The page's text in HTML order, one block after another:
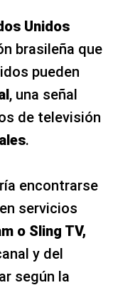
Unidos
brasileña que
pueden
, una señal
de televisión
.
encontrarse
servicios
o Sling TV,
y del
según la